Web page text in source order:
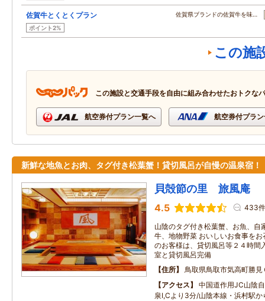
佐賀牛とくとくプラン
ポイント2%
佐賀県ブランドの佐賀牛を味…
この施
この施設と交通手段を自由に組み合わせたおトクな
航空券付プラン一覧へ 航空券付プラ
新鮮な地魚とお肉、タグ付き松葉蟹！貸切風呂が自慢の温泉宿！
貝殻節の里 旅風庵
4.5 433件
山陰のタグ付き松葉蟹、お魚、自
牛、地物野菜 おいしいお食事を
のお客様は、貸切風呂等２４時間
室と貸切風呂完備
住所
鳥取県鳥取市気高町勝見
アクセス
中国道作用JC山陰
泉I,Cより3分/山陰本線・浜村駅